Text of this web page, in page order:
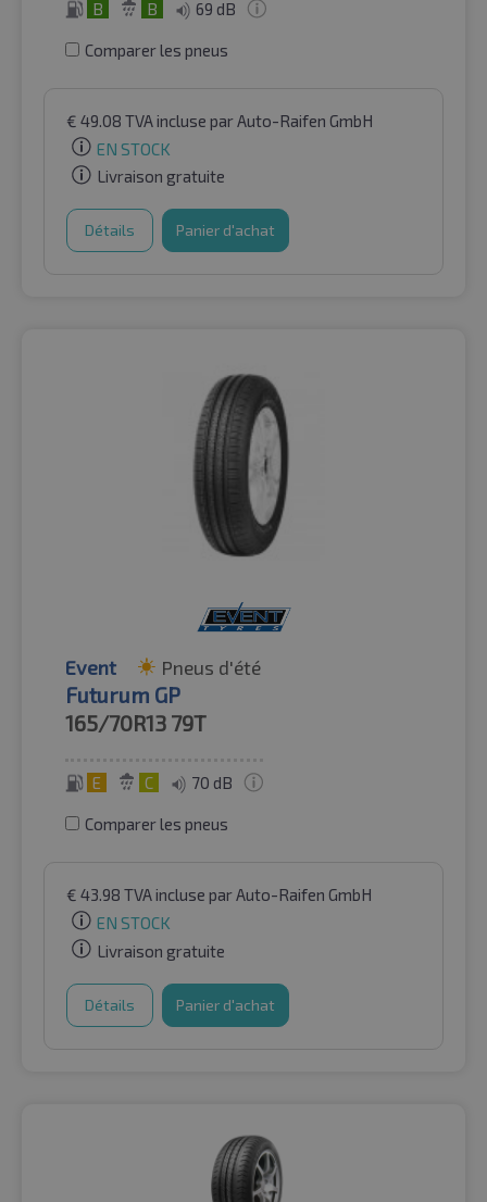
B B 69 dB
Comparer les pneus
€ 49.08 TVA incluse par Auto-Raifen GmbH
EN STOCK
Livraison gratuite
Détails Panier d'achat
Event Pneus d'été
Futurum GP
165/70R13 79T
E C 70 dB
Comparer les pneus
€ 43.98 TVA incluse par Auto-Raifen GmbH
EN STOCK
Livraison gratuite
Détails Panier d'achat